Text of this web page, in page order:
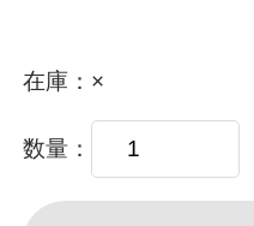
在庫 ×
数量